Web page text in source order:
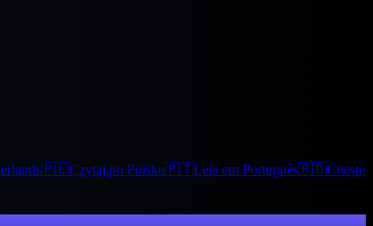
🇵🇱Czytaj po Polsku🇵🇹Leia em Português🇷🇴Citește